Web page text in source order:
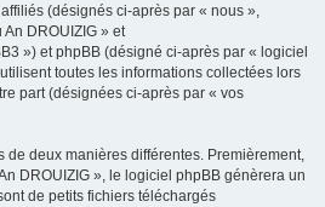
(désignés ci-après par « nous »,
DROUIZIG » et
») et phpBB (désigné ci-après par « logiciel
toutes les informations collectées lors
part (désignées ci-après par « vos
de deux manières différentes. Premièrement,
DROUIZIG », le logiciel phpBB génèrera un
de petits fichiers téléchargés